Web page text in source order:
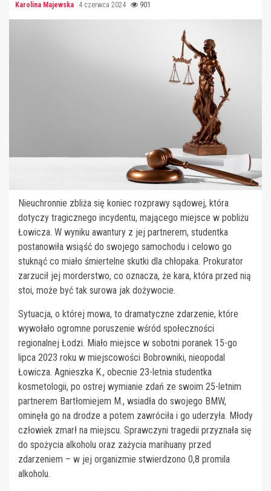
Karolina Majewska 4 czerwca 2024 901
Nieuchronnie zbliża się koniec rozprawy sądowej, która
dotyczy tragicznego incydentu, mającego miejsce w pobliżu
Łowicza. W wyniku awantury z jej partnerem, studentka
postanowiła wsiąść do swojego samochodu i celowo go
stuknąć co miało śmiertelne skutki dla chłopaka. Prokurator
zarzucił jej morderstwo, co oznacza, że kara, która przed nią
stoi, może być tak surowa jak dożywocie.
Sytuacja, o której mowa, to dramatyczne zdarzenie, które
wywołało ogromne poruszenie wśród społeczności
regionalnej Łodzi. Miało miejsce w sobotni poranek 15-go
lipca 2023 roku w miejscowości Bobrowniki, nieopodal
Łowicza. Agnieszka K., obecnie 23-letnia studentka
kosmetologii, po ostrej wymianie zdań ze swoim 25-letnim
partnerem Bartłomiejem M., wsiadła do swojego BMW,
ominęła go na drodze a potem zawróciła i go uderzyła. Młody
człowiek zmarł na miejscu. Sprawczyni tragedii przyznała się
do spożycia alkoholu oraz zażycia marihuany przed
zdarzeniem – w jej organizmie stwierdzono 0,8 promila
alkoholu.